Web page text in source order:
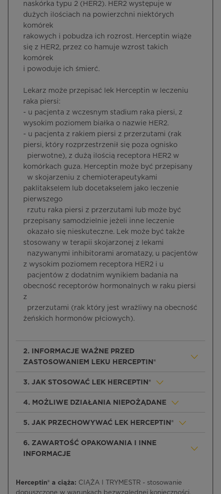
naskórka typu 2 (HER2). HER2 występuje w
dużych ilościach na powierzchni niektórych
komórek
rakowych i pobudza ich rozrost. Herceptin wiąże
się z HER2, przez co hamuje wzrost takich
komórek
i powoduje ich śmierć.
Lekarz może przepisać lek Herceptin w leczeniu
raka piersi:
- u pacjenta z wczesnym stadium raka piersi, z
wysokim poziomem białka o nazwie HER2.
- u pacjenta z rakiem piersi z przerzutami (rak
piersi, który rozprzestrzenił się poza ognisko
pierwotne), z dużą ilością receptora HER2 w
komórkach guza. Herceptin może być przepisany
w skojarzeniu z chemioterapeutykami
paklitakselem lub docetakselem jako leczenie
pierwszego
rzutu raka piersi z przerzutami lub może być
przepisany samodzielnie jeżeli inne leczenie
okazało się nieskuteczne. Lek może być także
stosowany w terapii skojarzonej z lekami
nazywanymi inhibitorami aromatazy, u pacjentów
z wysokim poziomem receptora HER2 i u
pacjentów z dodatnim wynikiem badania na
obecność receptorów hormonalnych w raku piersi
z
przerzutami (rak który jest wrażliwy na obecność
żeńskich hormonów płciowych).
2. INFORMACJE WAŻNE PRZED
ZASTOSOWANIEM LEKU HERCEPTIN®
3. JAK STOSOWAĆ LEK HERCEPTIN®
4. MOŻLIWE DZIAŁANIA NIEPOŻĄDANE
5. JAK PRZECHOWYWAĆ LEK HERCEPTIN®
6. ZAWARTOŚĆ OPAKOWANIA I INNE
INFORMACJE
Herceptin® a ciąża: CIĄŻA I TRYMESTR - stosowanie